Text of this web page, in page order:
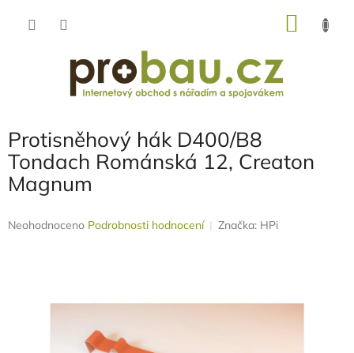
Protisněhový hák D400/B8
Tondach Románská 12, Creaton
Magnum
Průměrné
Neohodnoceno Podrobnosti hodnocení Značka: HPi